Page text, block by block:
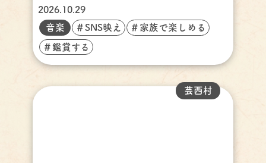
2026.10.29
音楽
＃SNS映え ＃家族で楽しめる
＃鑑賞する
芸西村